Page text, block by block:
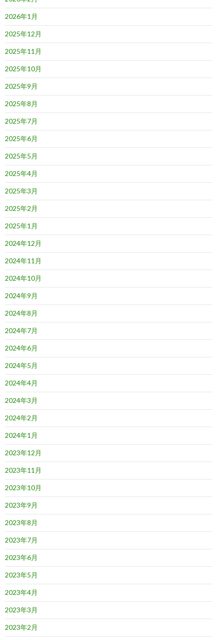
2026年1月
2025年12月
2025年11月
2025年10月
2025年9月
2025年8月
2025年7月
2025年6月
2025年5月
2025年4月
2025年3月
2025年2月
2025年1月
2024年12月
2024年11月
2024年10月
2024年9月
2024年8月
2024年7月
2024年6月
2024年5月
2024年4月
2024年3月
2024年2月
2024年1月
2023年12月
2023年11月
2023年10月
2023年9月
2023年8月
2023年7月
2023年6月
2023年5月
2023年4月
2023年3月
2023年2月